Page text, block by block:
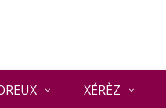
XÉRÈZ